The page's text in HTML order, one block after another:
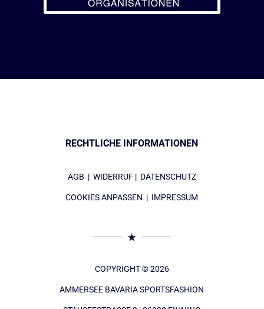
RECHTLICHE INFORMATIONEN
AGB | WIDERRUF| DATENSCHUTZ
COOKIES ANPASSEN | IMPRESSUM
COPYRIGHT © 2026
AMMERSEE BAVARIA SPORTSFASHION